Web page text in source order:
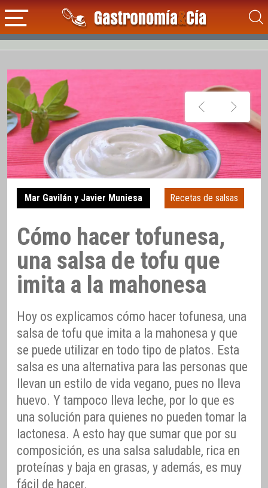
Mar Gavilán y Javier Muniesa Recetas de salsas
Cómo hacer tofunesa,
una salsa de tofu que
imita a la mahonesa
Hoy os explicamos cómo hacer tofunesa, una
salsa de tofu que imita a la mahonesa y que
se puede utilizar en todo tipo de platos. Esta
salsa es una alternativa para las personas que
llevan un estilo de vida vegano, pues no lleva
huevo. Y tampoco lleva leche, por lo que es
una solución para quienes no pueden tomar la
lactonesa. A esto hay que sumar que por su
composición, es una salsa saludable, rica en
proteínas y baja en grasas, y además, es muy
fácil de hacer.